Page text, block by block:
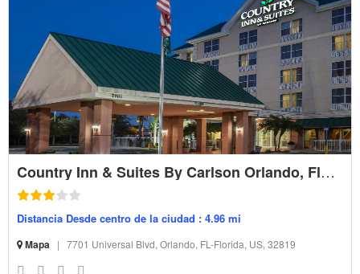
Country Inn & Suites By Carlson Orlando, Florida
Distancia Desde centro de la ciudad : 4.96 mi
Mapa | 7701 Universal Blvd, Orlando, FL-Florida, US, 32819